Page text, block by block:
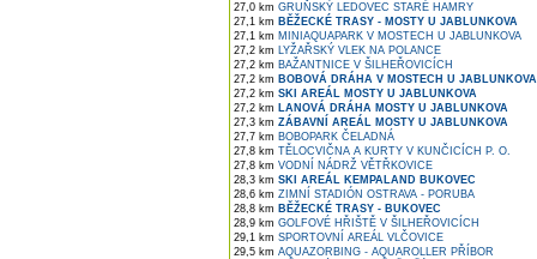
27,0 km GRUŇSKÝ LEDOVEC STARÉ HAMRY
27,1 km BĚŽECKÉ TRASY - MOSTY U JABLUNKOVA
27,1 km MINIAQUAPARK V MOSTECH U JABLUNKOVA
27,2 km LYŽAŘSKÝ VLEK NA POLANCE
27,2 km BAŽANTNICE V ŠILHEŘOVICÍCH
27,2 km BOBOVÁ DRÁHA V MOSTECH U JABLUNKOVA
27,2 km SKI AREÁL MOSTY U JABLUNKOVA
27,2 km LANOVÁ DRÁHA MOSTY U JABLUNKOVA
27,3 km ZÁBAVNÍ AREÁL MOSTY U JABLUNKOVA
27,7 km BOBOPARK ČELADNÁ
27,8 km TĚLOCVIČNA A KURTY V KUNČICÍCH P. O.
27,8 km VODNÍ NÁDRŽ VĚTŘKOVICE
28,3 km SKI AREÁL KEMPALAND BUKOVEC
28,6 km ZIMNÍ STADIÓN OSTRAVA - PORUBA
28,8 km BĚŽECKÉ TRASY - BUKOVEC
28,9 km GOLFOVÉ HŘIŠTĚ V ŠILHEŘOVICÍCH
29,1 km SPORTOVNÍ AREÁL VLČOVICE
29,5 km AQUAZORBING - AQUAROLLER PŘÍBOR